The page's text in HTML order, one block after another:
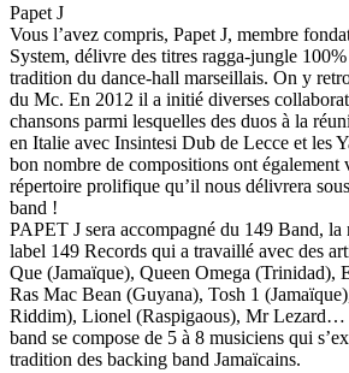
Papet J
Vous l’avez compris, Papet J, membre
System, délivre des titres ragga-jungle
tradition du dance-hall marseillais. On y
du Mc. En 2012 il a initié diverses
chansons parmi lesquelles des duos à la
en Italie avec Insintesi Dub de Lecce et les
bon nombre de compositions ont également
répertoire prolifique qu’il nous délivrera
band !
PAPET J sera accompagné du 149 Band,
label 149 Records qui a travaillé avec des
Que (Jamaïque), Queen Omega (Trinidad),
Ras Mac Bean (Guyana), Tosh 1
Riddim), Lionel (Raspigaous), Mr Lezard…
band se compose de 5 à 8 musiciens qui
tradition des backing band Jamaïcains.